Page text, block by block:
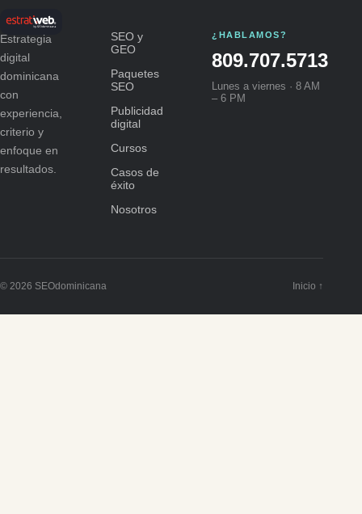
Estrategia
digital
dominicana
con
experiencia,
criterio y
enfoque en
resultados.
SEO y
GEO
Paquetes
SEO
Publicidad
digital
Cursos
Casos de
éxito
Nosotros
¿HABLAMOS?
809.707.5713
Lunes a viernes · 8 AM
– 6 PM
© 2026 SEOdominicana Inicio ↑